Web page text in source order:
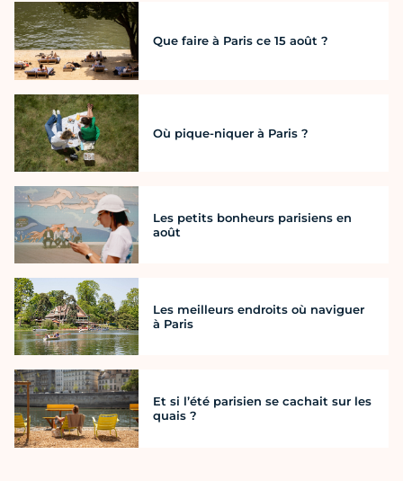
Que faire à Paris ce 15 août ?
Où pique-niquer à Paris ?
Les petits bonheurs parisiens en
août
Les meilleurs endroits où naviguer
à Paris
Et si l’été parisien se cachait sur les
quais ?